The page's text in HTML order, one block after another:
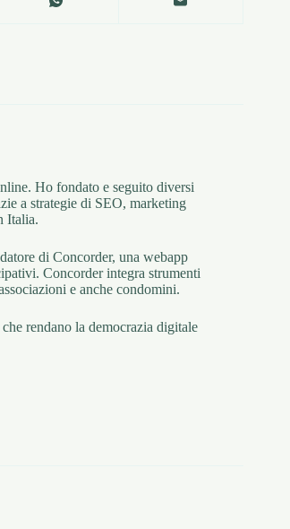
Ho fondato e seguito diversi
a strategie di SEO, marketing
Italia.
di Concorder, una webapp
Concorder integra strumenti
e anche condomini.
rendano la democrazia digitale